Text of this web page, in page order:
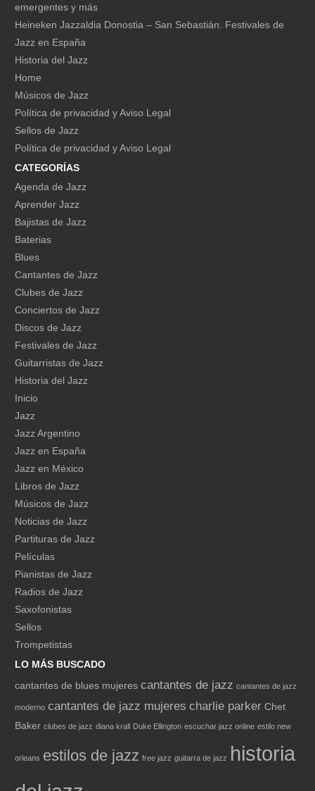
emergentes y más
Heineken Jazzaldia Donostia – San Sebastián. Festivales de
Jazz en España
Historia del Jazz
Home
Músicos de Jazz
Política de privacidad y Aviso Legal
Sellos de Jazz
Política de privacidad y Aviso Legal
CATEGORÍAS
Agenda de Jazz
Aprender Jazz
Bajistas de Jazz
Baterias
Blues
Cantantes de Jazz
Clubes de Jazz
Conciertos de Jazz
Discos de Jazz
Festivales de Jazz
Guitarristas de Jazz
Historia del Jazz
Inicio
Jazz
Jazz Argentino
Jazz en España
Jazz en México
Libros de Jazz
Músicos de Jazz
Noticias de Jazz
Partituras de Jazz
Películas
Pianistas de Jazz
Radios de Jazz
Saxofonistas
Sellos
Trompetistas
LO MÁS BUSCADO
cantantes de blues mujeres cantantes de jazz cantantes de jazz
moderno cantantes de jazz mujeres charlie parker Chet
Baker clubes de jazz diana krall Duke Ellington escuchar jazz online estilo new
orleans estilos de jazz free jazz guitarra de jazz historia